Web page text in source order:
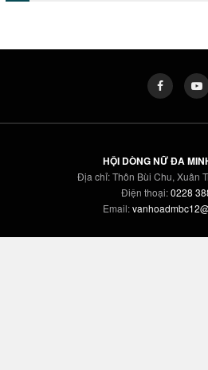
HỘI DÒNG NỮ ĐA
Địa chỉ: Thôn Bùi Chu, Xuân
Điện thoại:0228
Email: